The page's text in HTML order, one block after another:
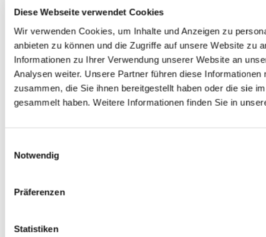
Diese Webseite verwendet Cookies
Wir verwenden Cookies, um Inhalte und Anzeigen zu
anbieten zu können und die Zugriffe auf unsere Website zu
Informationen zu Ihrer Verwendung unserer Website an
Analysen weiter. Unsere Partner führen diese
zusammen, die Sie ihnen bereitgestellt haben oder die sie
gesammelt haben. Weitere Informationen finden Sie in
Notwendig
Präferenzen
Statistiken
Digitale Souveränität: Europa holt sich
die Datenkontrolle zurück
Digitale Souveränität: So behalten Unternehmen die Kontrolle
im Überblick.
ZUM ARTIKEL